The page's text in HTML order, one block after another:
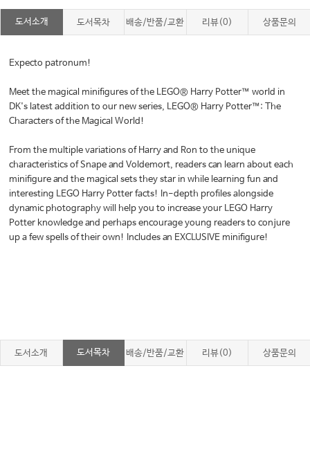
도서소개 도서목차 배송/반품/교환 리뷰(0) 상품문의
Expecto patronum!
Meet the magical minifigures of the LEGO® Harry Potter™ world in
DK's latest addition to our new series, LEGO® Harry Potter™: The
Characters of the Magical World!
From the multiple variations of Harry and Ron to the unique
characteristics of Snape and Voldemort, readers can learn about each
minifigure and the magical sets they star in while learning fun and
interesting LEGO Harry Potter facts! In-depth profiles alongside
dynamic photography will help you to increase your LEGO Harry
Potter knowledge and perhaps encourage young readers to conjure
up a few spells of their own! Includes an EXCLUSIVE minifigure!
도서소개 도서목차 배송/반품/교환 리뷰(0) 상품문의